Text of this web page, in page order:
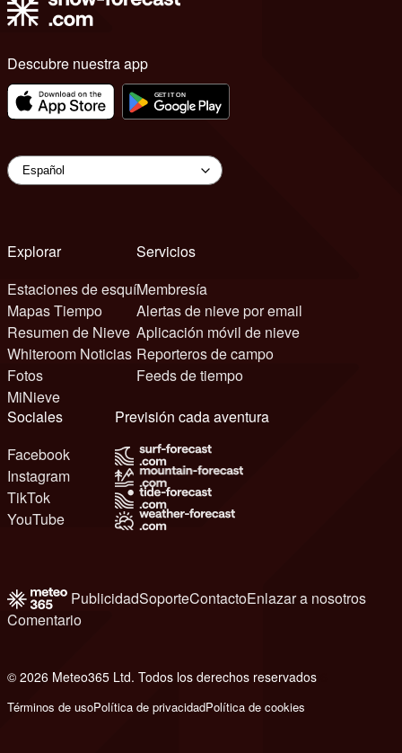
Descubre nuestra app
Explorar
Estaciones de esquí
Mapas Tiempo
Resumen de Nieve
Whiteroom Noticias
Fotos
MiNieve
Servicios
Membresía
Alertas de nieve por email
Aplicación móvil de nieve
Reporteros de campo
Feeds de tiempo
Sociales
Facebook
Instagram
TikTok
YouTube
Previsión cada aventura
PublicidadSoporteContactoEnlazar a nosotros
Comentario
© 2026 Meteo365 Ltd. Todos los derechos reservados
Términos de usoPolítica de privacidadPolítica de cookies